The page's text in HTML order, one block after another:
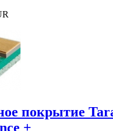
покрытие
+